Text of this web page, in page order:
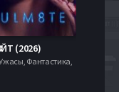
(2026)
Фантастика,